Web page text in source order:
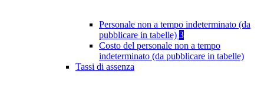
Personale non a tempo indeterminato (da
pubblicare in tabelle) 3
Costo del personale non a tempo
indeterminato (da pubblicare in tabelle)
Tassi di assenza